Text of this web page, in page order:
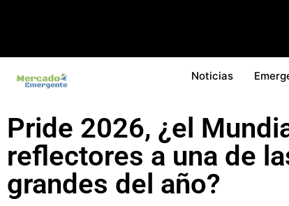
Noticias
Pride 2026, ¿el
reflectores a una de
grandes del año?